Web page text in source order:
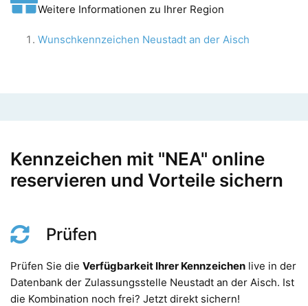
Weitere Informationen zu Ihrer Region
Wunschkennzeichen Neustadt an der Aisch
Kennzeichen mit "NEA" online
reservieren und Vorteile sichern
Prüfen
Prüfen Sie die Verfügbarkeit Ihrer Kennzeichen live in der
Datenbank der Zulassungsstelle Neustadt an der Aisch. Ist
die Kombination noch frei? Jetzt direkt sichern!